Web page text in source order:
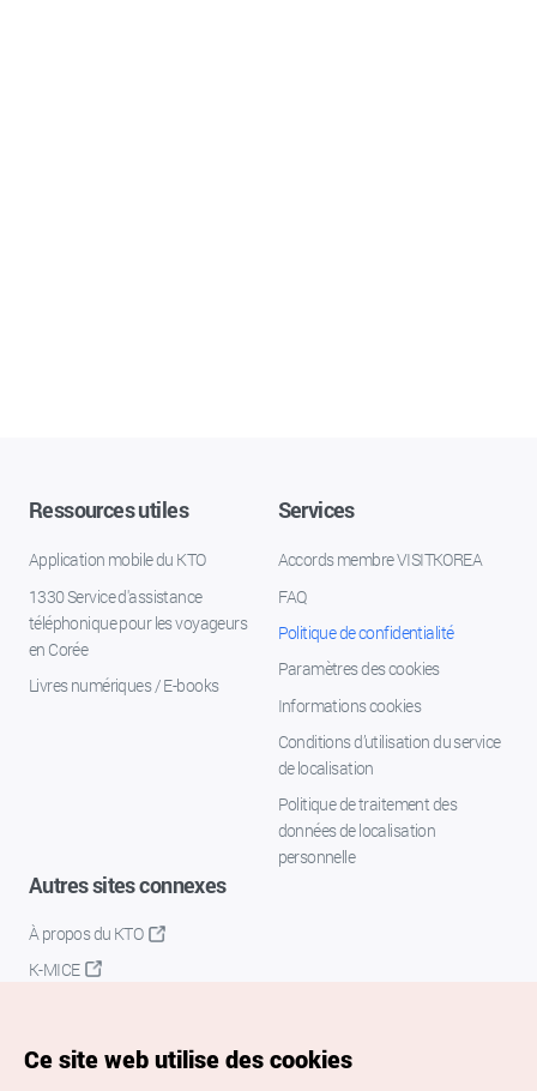
Ressources utiles
Application mobile du KTO
1330 Service d'assistance
téléphonique pour les voyageurs
en Corée
Livres numériques / E-books
Services
Accords membre VISITKOREA
FAQ
Politique de confidentialité
Paramètres des cookies
Informations cookies
Conditions d’utilisation du service
de localisation
Politique de traitement des
données de localisation
personnelle
Autres sites connexes
À propos du KTO
K-MICE
Ce site web utilise des cookies